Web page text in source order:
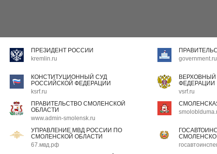
ПРЕЗИДЕНТ РОССИИ
kremlin.ru
government.ru
КОНСТИТУЦИОННЫЙ СУД
РОССИЙСКОЙ ФЕДЕРАЦИИ
ksrf.ru
ФЕДЕРАЦИИ
vsrf.ru
ПРАВИТЕЛЬСТВО СМОЛЕНСКОЙ
ОБЛАСТИ
www.admin-smolensk.ru
УПРАВЛЕНИЕ МВД РОССИИ ПО
СМОЛЕНСКОЙ ОБЛАСТИ
67.мвд.рф